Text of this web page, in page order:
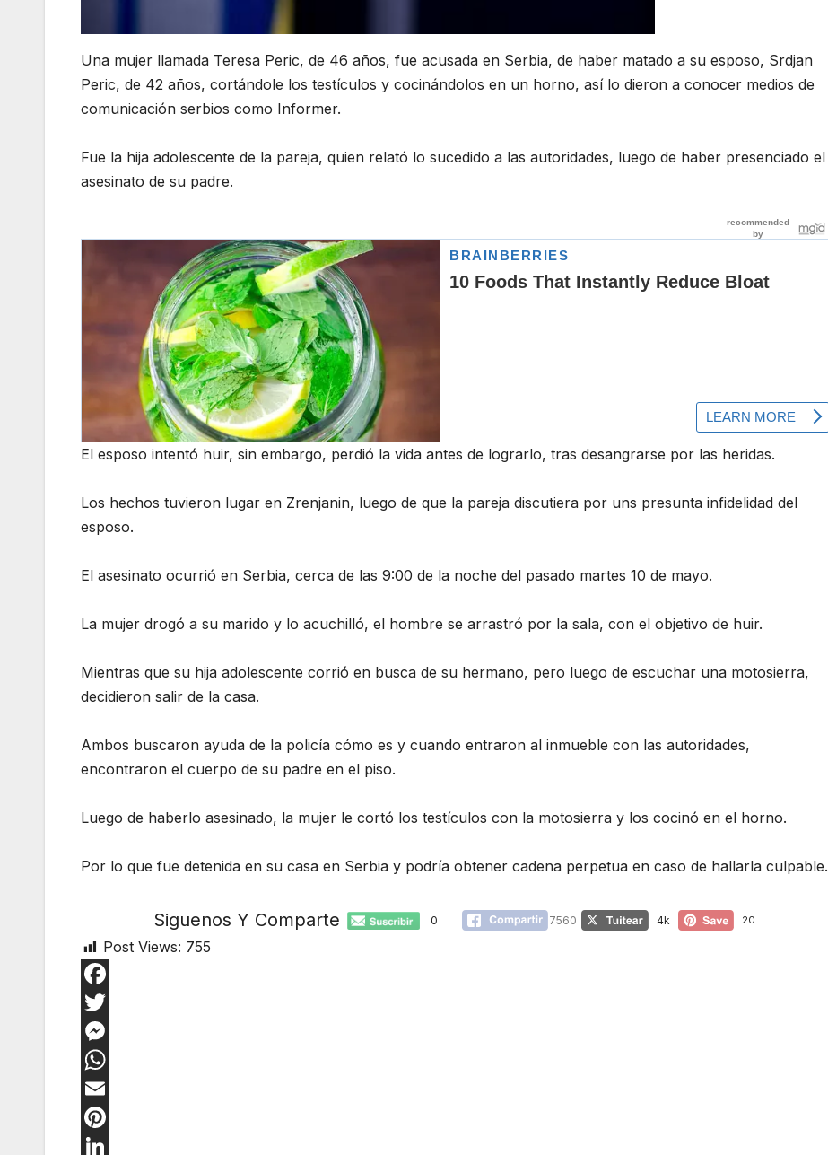
Una mujer llamada Teresa Peric, de 46 años, fue acusada en Serbia, de haber matado a su esposo, Srdjan
Peric, de 42 años, cortándole los testículos y cocinándolos en un horno, así lo dieron a conocer medios de
comunicación serbios como Informer.
Fue la hija adolescente de la pareja, quien relató lo sucedido a las autoridades, luego de haber presenciado el
asesinato de su padre.
El esposo intentó huir, sin embargo, perdió la vida antes de lograrlo, tras desangrarse por las heridas.
Los hechos tuvieron lugar en Zrenjanin, luego de que la pareja discutiera por uns presunta infidelidad del
esposo.
El asesinato ocurrió en Serbia, cerca de las 9:00 de la noche del pasado martes 10 de mayo.
La mujer drogó a su marido y lo acuchilló, el hombre se arrastró por la sala, con el objetivo de huir.
Mientras que su hija adolescente corrió en busca de su hermano, pero luego de escuchar una motosierra,
decidieron salir de la casa.
Ambos buscaron ayuda de la policía cómo es y cuando entraron al inmueble con las autoridades,
encontraron el cuerpo de su padre en el piso.
Luego de haberlo asesinado, la mujer le cortó los testículos con la motosierra y los cocinó en el horno.
Por lo que fue detenida en su casa en Serbia y podría obtener cadena perpetua en caso de hallarla culpable.
Siguenos Y Comparte 0 7560 4k 20
Post Views: 755
F
a
c
e
b
o
T
w
t
M
e
s
s
W
h
a
E
m
P